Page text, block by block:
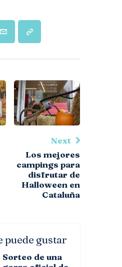
Next
Los mejores
campings para
disfrutar de
Halloween en
Cataluña
puede gustar
Sorteo de una